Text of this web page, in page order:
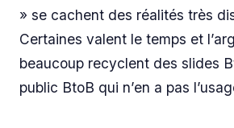
» se cachent des réalités très
Certaines valent le temps et
beaucoup recyclent des slides
public BtoB qui n’en a pas